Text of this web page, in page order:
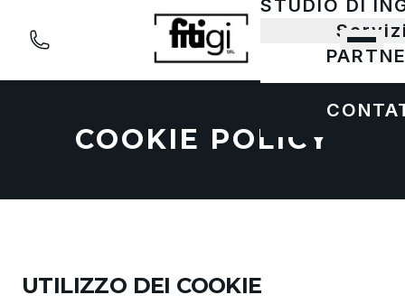
STUDIO DI
COOKIE POLICY
UTILIZZO DEI COOKIE